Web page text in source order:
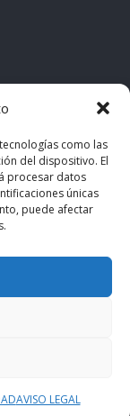
como las
del dispositivo. El
procesar datos
únicas
puede afectar
AVISO LEGAL
casiMedicos
a sus